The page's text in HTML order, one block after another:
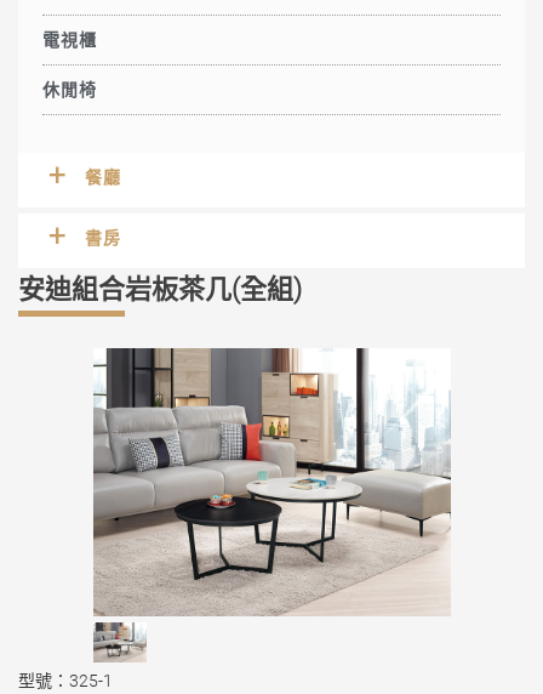
電視櫃
休閒椅
餐廳
書房
安迪組合岩板茶几(全組)
型號：325-1